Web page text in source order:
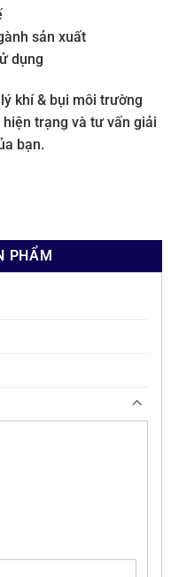
sản xuất
dụng
khí & bụi môi trường
trạng và tư vấn giải
bạn.
PHẨM